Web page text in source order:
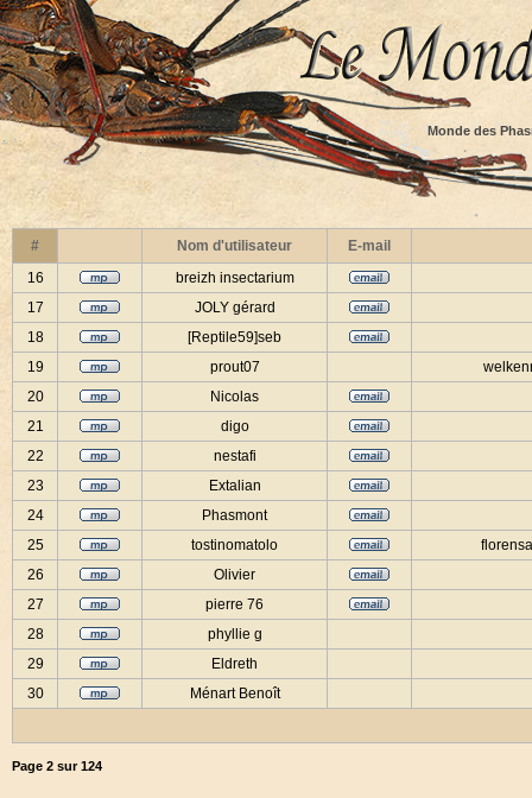
Monde des
# Nom d'utilisateur
E-mail
16
breizh insectarium
17
JOLY gérard
18
[Reptile59]seb
19
prout07
20
Nicolas
21
digo
22
nestafi
23
Extalian
24
Phasmont
25
tostinomatolo
26
Olivier
27
pierre 76
28
phyllie g
29
Eldreth
30
Ménart Benoît
Page 2 sur124